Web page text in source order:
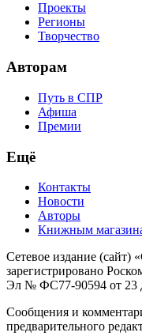
Проекты
Регионы
Творчество
Авторам
Путь в СПР
Афиша
Премии
Ещё
Контакты
Новости
Авторы
Книжным
Сетевое издание (сайт)
зарегистрировано
Эл № ФС77-90594 от 23
Сообщения и
предварительного